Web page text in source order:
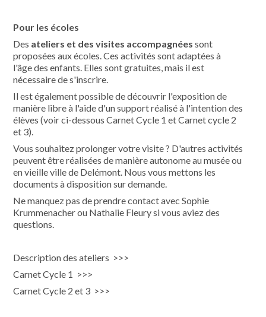
Pour les écoles
Des ateliers et des visites accompagnées sont
proposées aux écoles. Ces activités sont adaptées à
l'âge des enfants. Elles sont gratuites, mais il est
nécessaire de s'inscrire.
Il est également possible de découvrir l'exposition de
manière libre à l'aide d'un support réalisé à l'intention des
élèves (voir ci-dessous Carnet Cycle 1 et Carnet cycle 2
et 3).
Vous souhaitez prolonger votre visite ? D'autres activités
peuvent être réalisées de manière autonome au musée ou
en vieille ville de Delémont. Nous vous mettons les
documents à disposition sur demande.
Ne manquez pas de prendre contact avec Sophie
Krummenacher ou Nathalie Fleury si vous aviez des
questions.
Description des ateliers >>>
Carnet Cycle 1 >>>
Carnet Cycle 2 et 3 >>>